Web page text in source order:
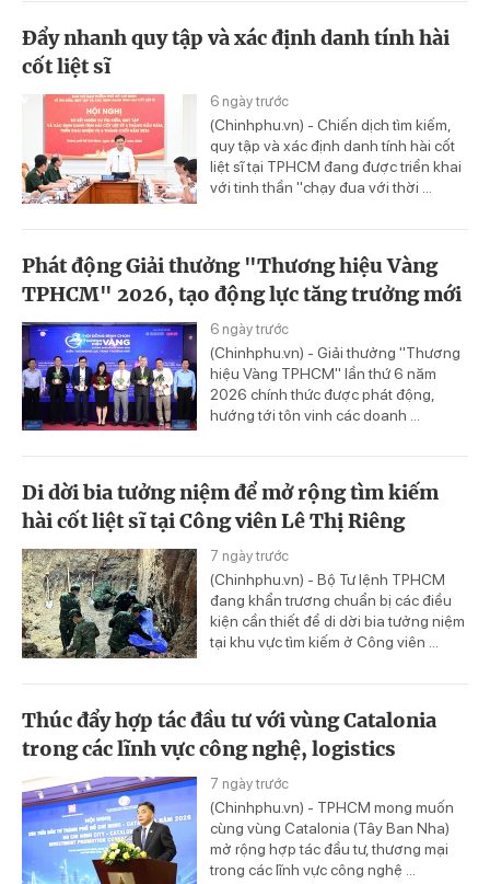
Đẩy nhanh quy tập và xác định danh tính hài
cốt liệt sĩ
6 ngày trước
(Chinhphu.vn) - Chiến dịch tìm kiếm,
quy tập và xác định danh tính hài cốt
liệt sĩ tại TPHCM đang được triển khai
với tinh thần "chạy đua với thời ...
Phát động Giải thưởng "Thương hiệu Vàng
TPHCM" 2026, tạo động lực tăng trưởng mới
6 ngày trước
(Chinhphu.vn) - Giải thưởng "Thương
hiệu Vàng TPHCM" lần thứ 6 năm
2026 chính thức được phát động,
hướng tới tôn vinh các doanh ...
Di dời bia tưởng niệm để mở rộng tìm kiếm
hài cốt liệt sĩ tại Công viên Lê Thị Riêng
7 ngày trước
(Chinhphu.vn) - Bộ Tư lệnh TPHCM
đang khẩn trương chuẩn bị các điều
kiện cần thiết để di dời bia tưởng niệm
tại khu vực tìm kiếm ở Công viên ...
Thúc đẩy hợp tác đầu tư với vùng Catalonia
trong các lĩnh vực công nghệ, logistics
7 ngày trước
(Chinhphu.vn) - TPHCM mong muốn
cùng vùng Catalonia (Tây Ban Nha)
mở rộng hợp tác đầu tư, thương mại
trong các lĩnh vực công nghệ ...